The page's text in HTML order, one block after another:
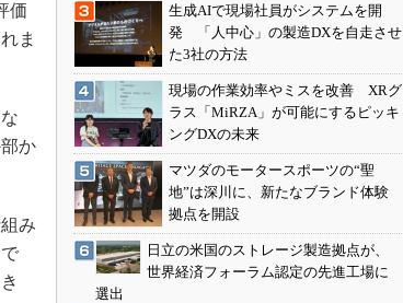
価
ま
か
み
生成AIで現場社員がシステムを開
発 「人中心」の製造DXを自走させ
た3社の方法
現場の作業効率やミスを改善 XRグ
ラス「MiRZA」が可能にするピッキ
ングDXの未来
マツダのモータースポーツの“聖
地”は深川に、新たなブランド体験
拠点を開設
日立の米国のストレージ製造拠点が、
世界経済フォーラム認定の先進工場に
選出